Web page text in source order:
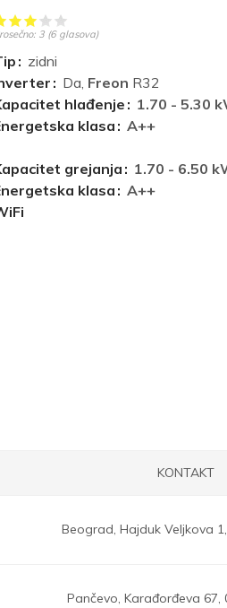
3 (6glasova)
zidni
Da, Freon R32
hlađenje
1.70 - 5.30
klasa
A++
grejanja 1.70 - 6.50
klasa
A++
KONTAKT
Beograd, Hajduk Veljkova 1,
Pančevo, Karađorđeva 67,